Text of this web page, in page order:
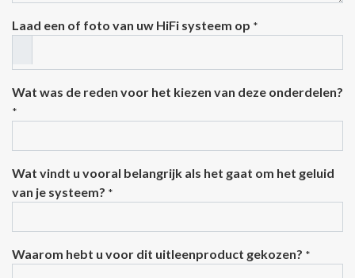
Laad een of foto van uw HiFi systeem op *
Wat was de reden voor het kiezen van deze onderdelen?
*
Wat vindt u vooral belangrijk als het gaat om het geluid
van je systeem? *
Waarom hebt u voor dit uitleenproduct gekozen? *